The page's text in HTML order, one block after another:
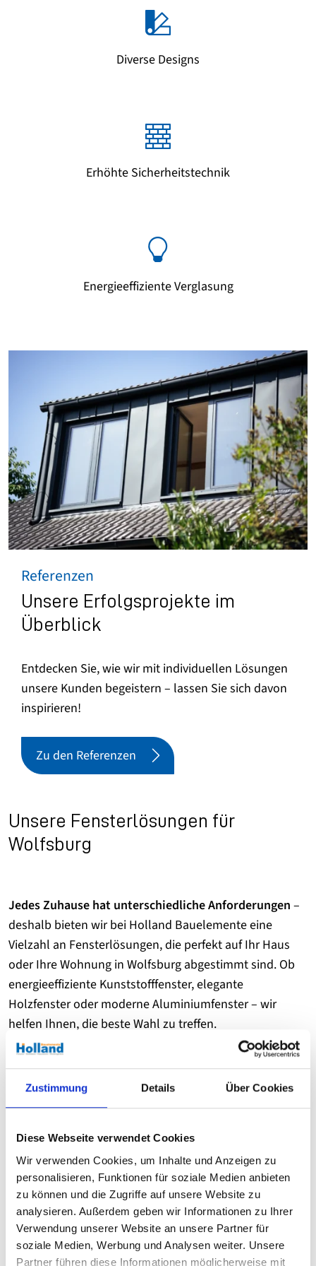
Zustimmung Details Über Cookies
Diese Webseite verwendet Cookies
Wir verwenden Cookies, um Inhalte und Anzeigen zu
personalisieren, Funktionen für soziale Medien anbieten
zu können und die Zugriffe auf unsere Website zu
analysieren. Außerdem geben wir Informationen zu Ihrer
Verwendung unserer Website an unsere Partner für
soziale Medien, Werbung und Analysen weiter. Unsere
Partner führen diese Informationen möglicherweise mit
Diverse Designs
Erhöhte Sicherheitstechnik
Energieeffiziente Verglasung
Referenzen
Unsere Erfolgsprojekte im
Überblick
Entdecken Sie, wie wir mit individuellen Lösungen
unsere Kunden begeistern – lassen Sie sich davon
inspirieren!
Zu den Referenzen
Unsere Fensterlösungen für
Wolfsburg
Jedes Zuhause hat unterschiedliche Anforderungen –
deshalb bieten wir bei Holland Bauelemente eine
Vielzahl an Fensterlösungen, die perfekt auf Ihr Haus
oder Ihre Wohnung in Wolfsburg abgestimmt sind. Ob
energieeffiziente Kunststofffenster, elegante
Holzfenster oder moderne Aluminiumfenster – wir
helfen Ihnen, die beste Wahl zu treffen.
Kunststofffenster
– Eine langlebige und pflegeleichte
Lösung mit exzellenten Dämmwerten. Sie sind
kosteneffizient, witterungsbeständig und ideal für
energieeffiziente Modernisierungen.
Holzfenster– Natürliche Eleganz, kombiniert mit
hervorragender Wärmedämmung. Besonders für
stilvolle Altbauten oder nachhaltige Wohnkonzepte
eine perfekte Wahl.